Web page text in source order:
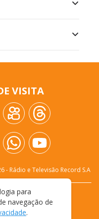
VISITA
- Rádio e Televisão Record S.A
PRIVACIDADE
DE USO
para
navegação de
.